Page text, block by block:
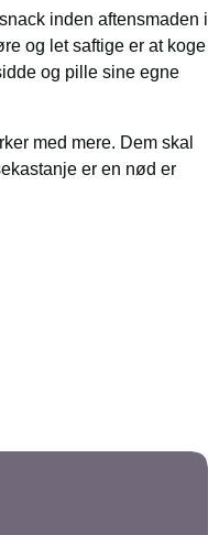
inden aftensmaden i
og let saftige er at koge
og pille sine egne
med mere. Dem skal
er en nød er